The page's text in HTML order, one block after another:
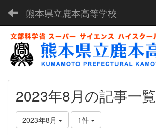
熊本県立鹿本高等学校
2023年8月の記事一覧
2023年8月 1件